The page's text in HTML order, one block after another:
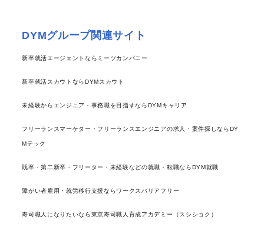
DYMグループ関連サイト
新卒就活エージェントならミーツカンパニー
新卒就活スカウトならDYMスカウト
未経験からエンジニア・事務職を目指すならDYMキャリア
フリーランスマーケター・フリーランスエンジニアの求人・案件探しならDY
Mテック
既卒・第二新卒・フリーター・未経験などの就職・転職ならDYM就職
障がい者雇用・就労移行支援ならワークスバリアフリー
寿司職人になりたいなら東京寿司職人育成アカデミー（スシショク）